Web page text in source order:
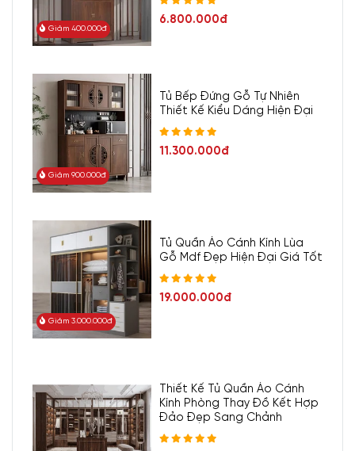
Giảm 400.000đ
6.800.000đ
Giảm 900.000đ
Tủ Bếp Đứng Gỗ Tự Nhiên
Thiết Kế Kiểu Dáng Hiện Đại
11.300.000đ
Giảm 3.000.000đ
Tủ Quần Áo Cánh Kính Lùa
Gỗ Mdf Đẹp Hiện Đại Giá Tốt
19.000.000đ
Thiết Kế Tủ Quần Áo Cánh
Kính Phòng Thay Đồ Kết Hợp
Đảo Đẹp Sang Chảnh